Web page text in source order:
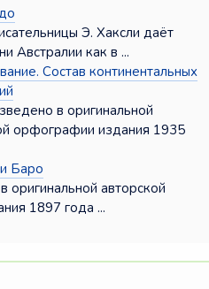
Э. Хаксли даёт
Австралии как в ...
Состав континентальных
в оригинальной
орфографии издания 1935
Баро
оригинальной авторской
1897 года ...